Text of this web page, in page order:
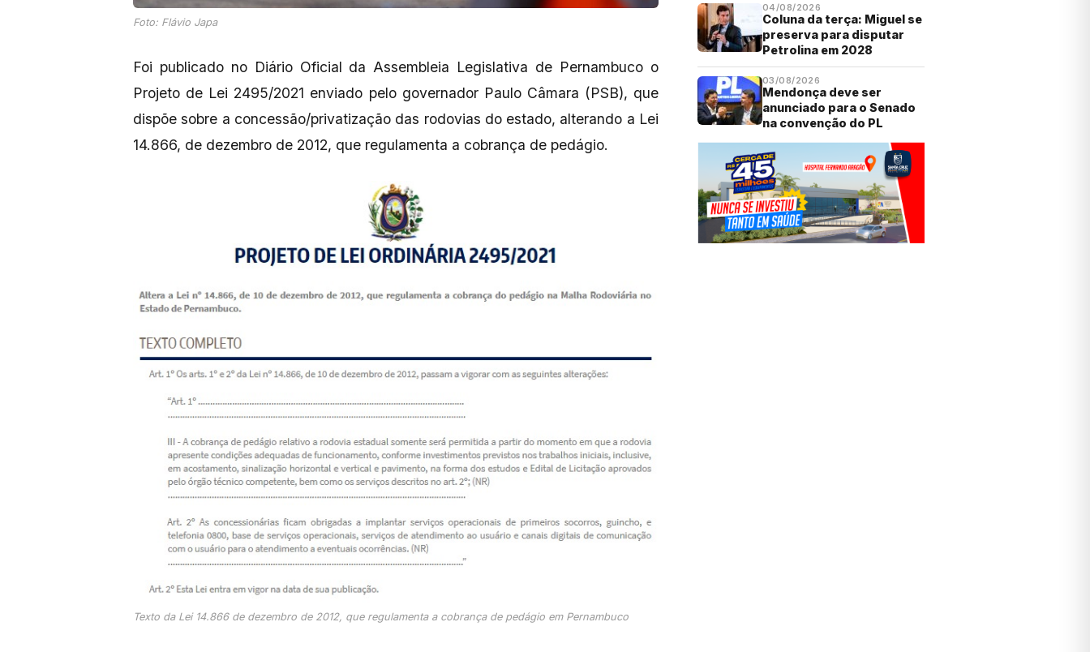
Foto: Flávio Japa
Foi publicado no Diário Oficial da Assembleia Legislativa de Pernambuco o
Projeto de Lei 2495/2021 enviado pelo governador Paulo Câmara (PSB), que
dispõe sobre a concessão/privatização das rodovias do estado, alterando a Lei
14.866, de dezembro de 2012, que regulamenta a cobrança de pedágio.
Texto da Lei 14.866 de dezembro de 2012, que regulamenta a cobrança de pedágio em Pernambuco
04/08/2026
Coluna da terça: Miguel se
preserva para disputar
Petrolina em 2028
03/08/2026
Mendonça deve ser
anunciado para o Senado
na convenção do PL